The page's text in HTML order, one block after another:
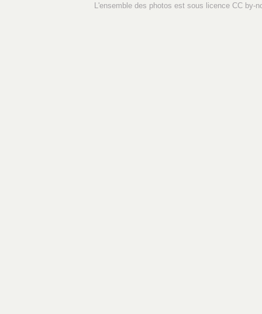
L'ensemble des photos est sous licence CC by-